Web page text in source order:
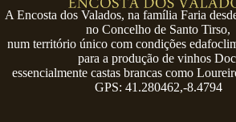
A Encosta dos Valados, na família Faria
no Concelho de Santo Tirso,
num território único com condições
para a produção de vinhos
essencialmente castas brancas como
GPS: 41.280462,-8.4794